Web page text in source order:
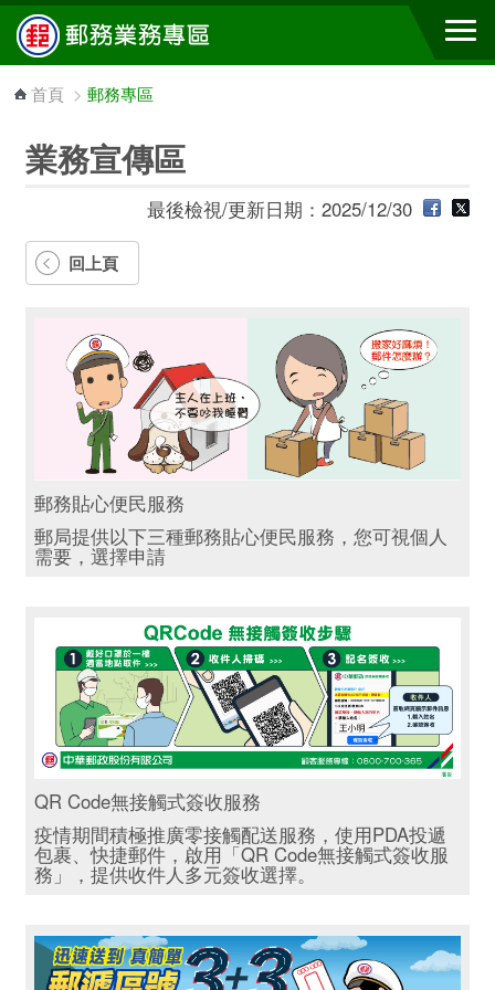
跳到主要內容區塊
首頁 >郵務專區
業務宣傳區
最後檢視/更新日期：2025/12/30
回上頁
郵務貼心便民服務
郵局提供以下三種郵務貼心便民服務，您可視個人
需要，選擇申請
QR Code無接觸式簽收服務
疫情期間積極推廣零接觸配送服務，使用PDA投遞
包裹、快捷郵件，啟用「QR Code無接觸式簽收服
務」，提供收件人多元簽收選擇。